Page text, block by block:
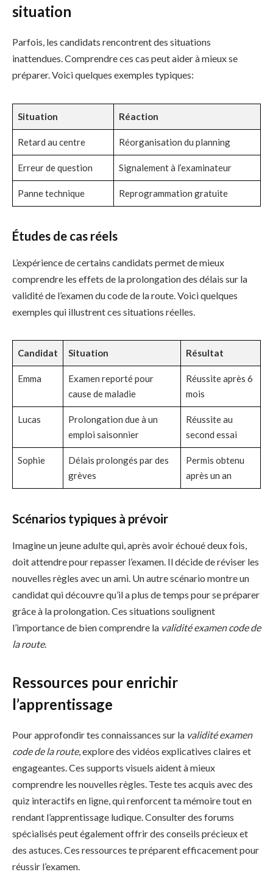
situation
Parfois, les candidats rencontrent des situations
inattendues. Comprendre ces cas peut aider à mieux se
préparer. Voici quelques exemples typiques:
Situation Réaction
Retard au centre Réorganisation du planning
Erreur de question Signalement à l’examinateur
Panne technique Reprogrammation gratuite
Études de cas réels
L’expérience de certains candidats permet de mieux
comprendre les effets de la prolongation des délais sur la
validité de l’examen du code de la route. Voici quelques
exemples qui illustrent ces situations réelles.
Candidat Situation Résultat
Emma
Examen reporté pour
cause de maladie
Réussite après 6
mois
Lucas
Prolongation due à un
emploi saisonnier
Réussite au
second essai
Sophie
Délais prolongés par des
grèves
Permis obtenu
après un an
Scénarios typiques à prévoir
Imagine un jeune adulte qui, après avoir échoué deux fois,
doit attendre pour repasser l’examen. Il décide de réviser les
nouvelles règles avec un ami. Un autre scénario montre un
candidat qui découvre qu’il a plus de temps pour se préparer
grâce à la prolongation. Ces situations soulignent
l’importance de bien comprendre la validité examen code de
la route.
Ressources pour enrichir
l’apprentissage
Pour approfondir tes connaissances sur la validité examen
code de la route, explore des vidéos explicatives claires et
engageantes. Ces supports visuels aident à mieux
comprendre les nouvelles règles. Teste tes acquis avec des
quiz interactifs en ligne, qui renforcent ta mémoire tout en
rendant l’apprentissage ludique. Consulter des forums
spécialisés peut également offrir des conseils précieux et
des astuces. Ces ressources te préparent efficacement pour
réussir l’examen.